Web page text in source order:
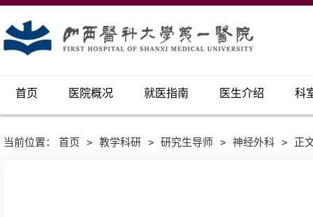
首页 医院概况 就医指南 医生介绍 科
当前位置： 首页 > 教学科研 > 研究生导师 > 神经外科 > 正